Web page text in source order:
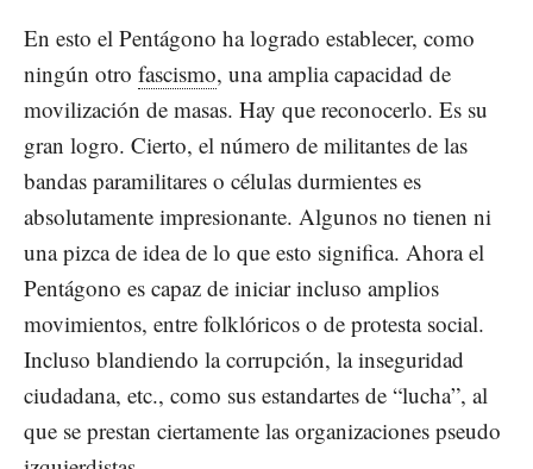
En esto el Pentágono ha logrado establecer, como
ningún otro fascismo, una amplia capacidad de
movilización de masas. Hay que reconocerlo. Es su
gran logro. Cierto, el número de militantes de las
bandas paramilitares o células durmientes es
absolutamente impresionante. Algunos no tienen ni
una pizca de idea de lo que esto significa. Ahora el
Pentágono es capaz de iniciar incluso amplios
movimientos, entre folklóricos o de protesta social.
Incluso blandiendo la corrupción, la inseguridad
ciudadana, etc., como sus estandartes de “lucha”, al
que se prestan ciertamente las organizaciones pseudo